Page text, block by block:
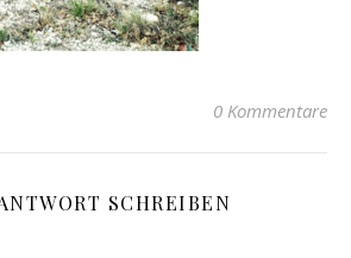
0 Kommentare
SCHREIBEN